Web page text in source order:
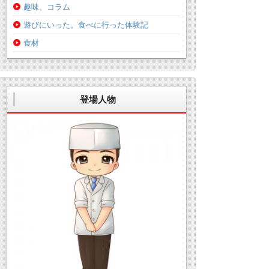
趣味、コラム
遊びにいった。食べに行った体験記
食材
登場人物